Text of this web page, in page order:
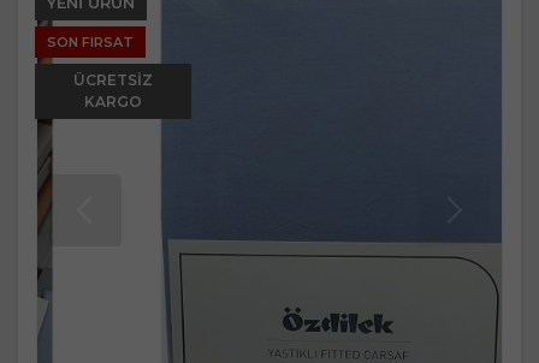
SON FIRSAT
ÜCRETSIZ
KARGO